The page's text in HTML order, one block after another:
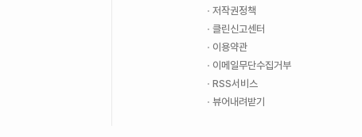
저작권정책
클린신고센터
이용약관
이메일무단수집거부
RSS서비스
뷰어내려받기